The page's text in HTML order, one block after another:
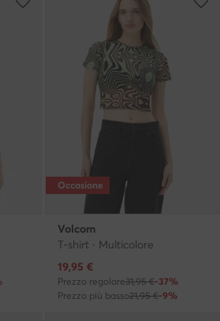
Occasione
Volcom
T-shirt · Multicolore
Prezzo attuale
19,95 €
Prezzo regolare31,95 €-37%
Prezzo più basso21,95 €-9%